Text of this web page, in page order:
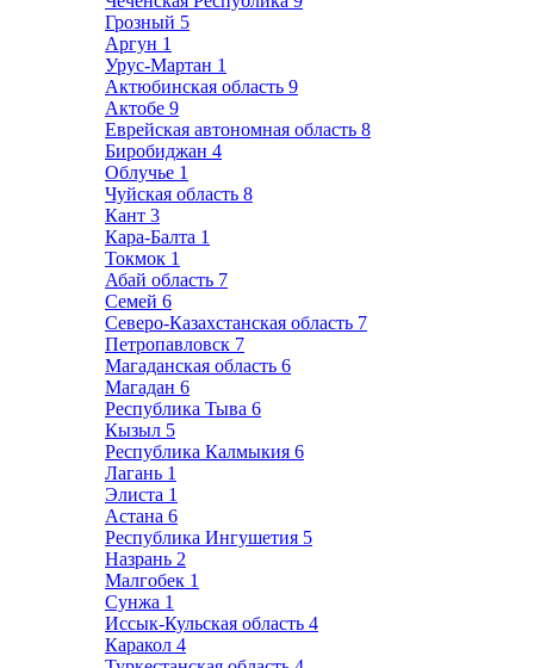
Грозный 5
Аргун 1
Урус-Мартан 1
Актюбинская область 9
Актобе 9
Еврейская автономная область 8
Биробиджан 4
Облучье 1
Чуйская область 8
Кант 3
Кара-Балта 1
Токмок 1
Абай область 7
Семей 6
Северо-Казахстанская область 7
Петропавловск 7
Магаданская область 6
Магадан 6
Республика Тыва 6
Кызыл 5
Республика Калмыкия 6
Лагань 1
Элиста 1
Астана 6
Республика Ингушетия 5
Назрань 2
Малгобек 1
Сунжа 1
Иссык-Кульская область 4
Каракол 4